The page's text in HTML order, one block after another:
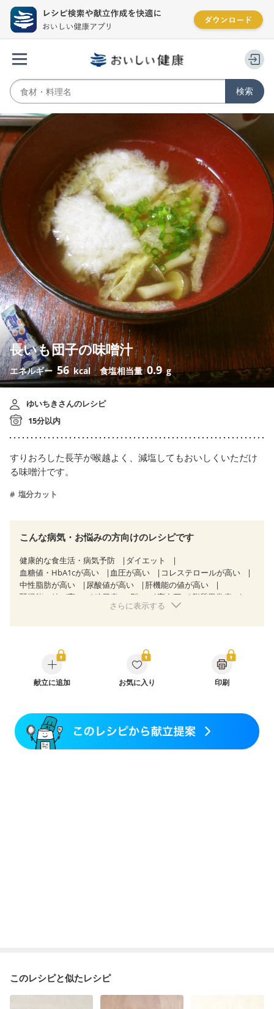
長いも団子の味噌汁
エネルギー 56 kcal 食塩相当量0.9 g
ゆいちきさんのレシピ
15分以内
すりおろした長芋が喉越よく、減塩してもおいしくいただけ
る味噌汁です。
塩分カット
こんな病気・お悩みの方向けのレシピです
健康的な食生活・病気予防
ダイエット
血糖値・HbA1cが高い
血圧が高い
コレステロールが高い
中性脂肪が高い
尿酸値が高い
肝機能の値が高い
腎機能の値が高い
糖尿病（2型） 高血圧
脂質異常症
狭心症 心筋梗塞
CKD（ステージ２）
CKD（ステージ３a）
乳がん（抗がん剤治療中）
乳がん（ホルモン療法中）
乳がん（放射線治療中）
妊娠中(初期)
妊婦健診・血圧が気になる（初期）
妊婦健診・血糖値が気になる（初期）
さらに表示する
献立に追加 お気に入り 印刷
このレシピと似たレシピ